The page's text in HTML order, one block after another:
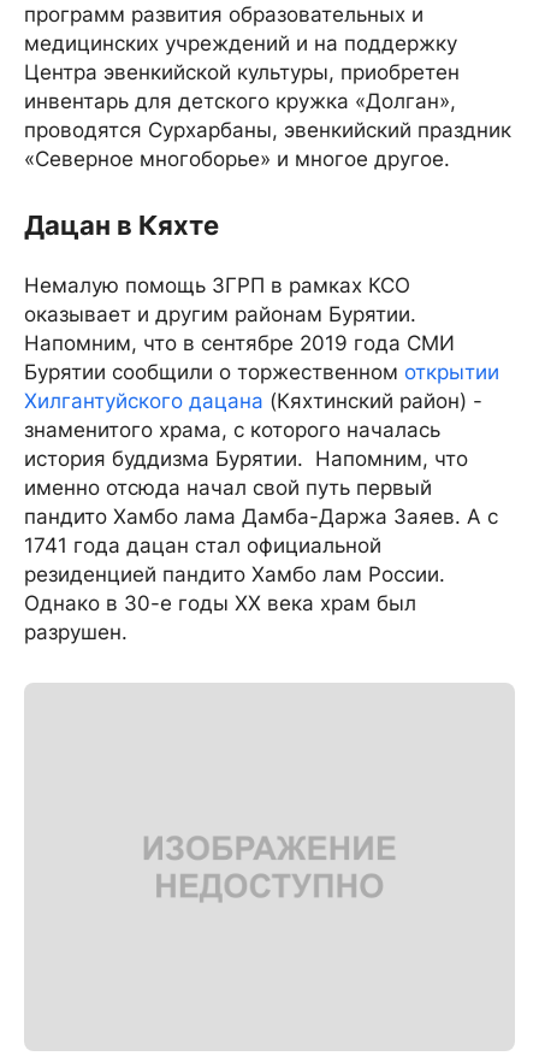
программ развития образовательных и
медицинских учреждений и на поддержку
Центра эвенкийской культуры, приобретен
инвентарь для детского кружка «Долган»,
проводятся Сурхарбаны, эвенкийский праздник
«Северное многоборье» и многое другое.
Дацан в Кяхте
Немалую помощь ЗГРП в рамках КСО
оказывает и другим районам Бурятии.
Напомним, что в сентябре 2019 года СМИ
Бурятии сообщили о торжественном открытии
Хилгантуйского дацана (Кяхтинский район) -
знаменитого храма, с которого началась
история буддизма Бурятии. Напомним, что
именно отсюда начал свой путь первый
пандито Хамбо лама Дамба-Даржа Заяев. А с
1741 года дацан стал официальной
резиденцией пандито Хамбо лам России.
Однако в 30-е годы XX века храм был
разрушен.